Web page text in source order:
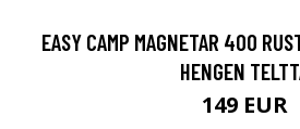
EASY CAMP MAGNETAR 400
HENGEN
149 EUR